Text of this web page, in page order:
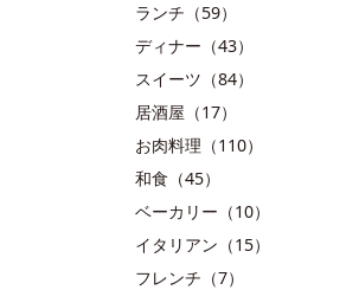
ランチ（59）
ディナー（43）
スイーツ（84）
居酒屋（17）
お肉料理（110）
和食（45）
ベーカリー（10）
イタリアン（15）
フレンチ（7）